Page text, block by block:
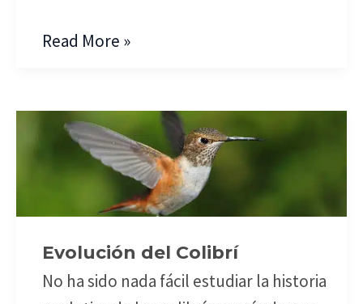
Read More »
Evolución del Colibrí
No ha sido nada fácil estudiar la historia
Evolución
Colibrí